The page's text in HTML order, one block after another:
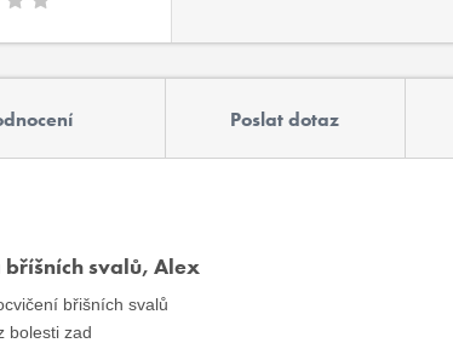
Poslat dotaz
svalů, Alex
břišních svalů
bolesti zad